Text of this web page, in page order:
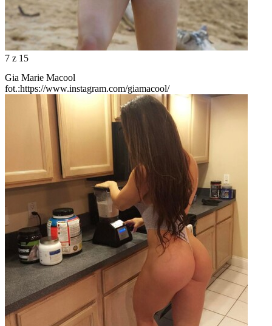
7 z 15
Gia Marie Macool
fot.:https://www.instagram.com/giamacool/